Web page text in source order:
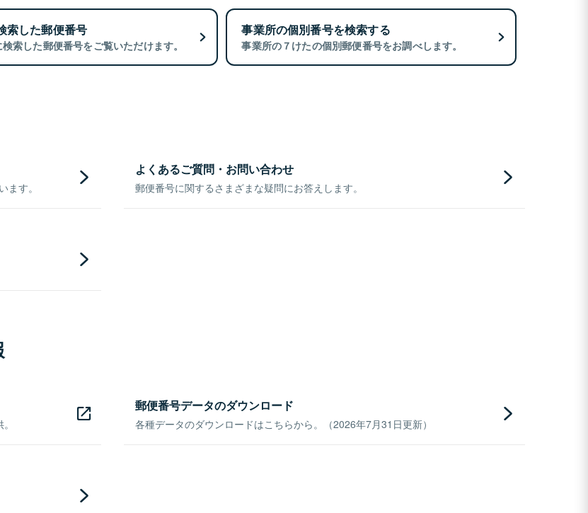
索した郵便番号
索した郵便番号をご覧いただけます。
事業所の個別番号を検索する
事業所の７けたの個別郵便番号をお調べします。
す。
よくあるご質問・お問い合わせ
郵便番号に関するさまざまな疑問にお答えします。
郵便番号データのダウンロード
各種データのダウンロードはこちらから。（2026年7月31日更新）